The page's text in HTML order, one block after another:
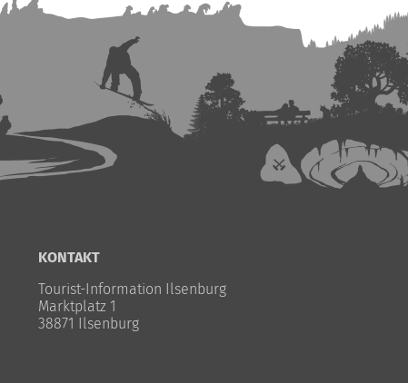
KONTAKT
Tourist-Information Ilsenburg
Marktplatz 1
38871 Ilsenburg